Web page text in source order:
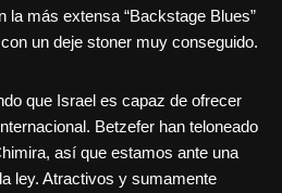
la más extensa “Backstage Blues”
un deje stoner muy conseguido.
que Israel es capaz de ofrecer
Betzefer han teloneado
así que estamos ante una
ley. Atractivos y sumamente